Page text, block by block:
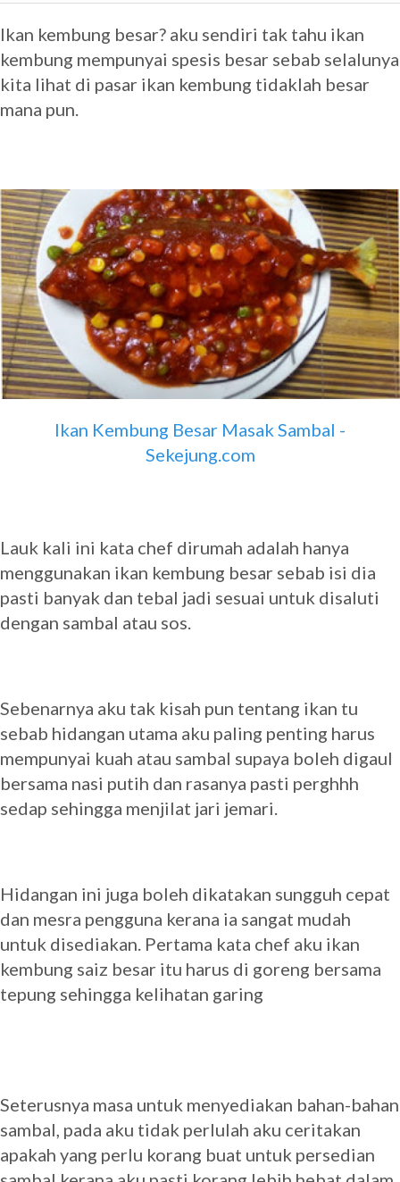
Ikan kembung besar? aku sendiri tak tahu ikan
kembung mempunyai spesis besar sebab selalunya
kita lihat di pasar ikan kembung tidaklah besar
mana pun.
Ikan Kembung Besar Masak Sambal -
Sekejung.com
Lauk kali ini kata chef dirumah adalah hanya
menggunakan ikan kembung besar sebab isi dia
pasti banyak dan tebal jadi sesuai untuk disaluti
dengan sambal atau sos.
Sebenarnya aku tak kisah pun tentang ikan tu
sebab hidangan utama aku paling penting harus
mempunyai kuah atau sambal supaya boleh digaul
bersama nasi putih dan rasanya pasti perghhh
sedap sehingga menjilat jari jemari.
Hidangan ini juga boleh dikatakan sungguh cepat
dan mesra pengguna kerana ia sangat mudah
untuk disediakan. Pertama kata chef aku ikan
kembung saiz besar itu harus di goreng bersama
tepung sehingga kelihatan garing
Seterusnya masa untuk menyediakan bahan-bahan
sambal, pada aku tidak perlulah aku ceritakan
apakah yang perlu korang buat untuk persedian